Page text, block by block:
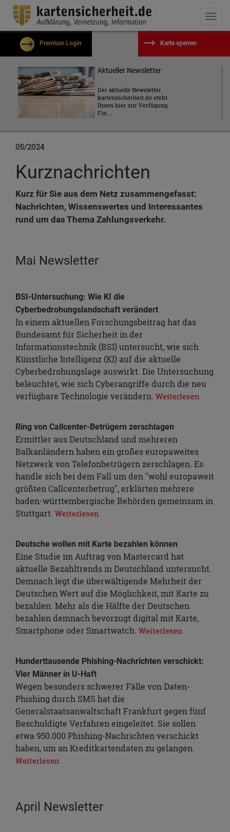
Premium Login
Eingeloggt bleiben?
Passwort vergessen?
Kostenlos registrieren
Einloggen
Karte sperren
Aktueller Newsletter
Der aktuelle Newsletter
kartensicherheit.de steht
Ihnen hier zur Verfügung.
Fin …
05/2024
Kurznachrichten
Kurz für Sie aus dem Netz zusammengefasst:
Nachrichten, Wissenswertes und Interessantes
rund um das Thema Zahlungsverkehr.
Mai Newsletter
BSI-Untersuchung: Wie KI die
Cyberbedrohungslandschaft verändert
In einem aktuellen Forschungsbeitrag hat das
Bundesamt für Sicherheit in der
Informationstechnik (BSI) untersucht, wie sich
Künstliche Intelligenz (KI) auf die aktuelle
Cyberbedrohungslage auswirkt. Die Untersuchung
beleuchtet, wie sich Cyberangriffe durch die neu
verfügbare Technologie verändern. Weiterlesen
Ring von Callcenter-Betrügern zerschlagen
Ermittler aus Deutschland und mehreren
Balkanländern haben ein großes europaweites
Netzwerk von Telefonbetrügern zerschlagen. Es
handle sich bei dem Fall um den "wohl europaweit
größten Callcenterbetrug", erklärten mehrere
baden-württembergische Behörden gemeinsam in
Stuttgart. Weiterlesen
Deutsche wollen mit Karte bezahlen können
Eine Studie im Auftrag von Mastercard hat
aktuelle Bezahltrends in Deutschland untersucht.
Demnach legt die überwältigende Mehrheit der
Deutschen Wert auf die Möglichkeit, mit Karte zu
bezahlen. Mehr als die Hälfte der Deutschen
bezahlen demnach bevorzugt digital mit Karte,
Smartphone oder Smartwatch. Weiterlesen
Hunderttausende Phishing-Nachrichten verschickt:
Vier Männer in U-Haft
Wegen besonders schwerer Fälle von Daten-
Phishing durch SMS hat die
Generalstaatsanwaltschaft Frankfurt gegen fünf
Beschuldigte Verfahren eingeleitet. Sie sollen
etwa 950.000 Phishing-Nachrichten verschickt
haben, um an Kreditkartendaten zu gelangen.
Weiterlesen
April Newsletter